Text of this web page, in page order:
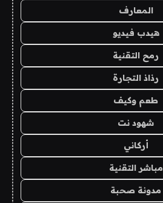
المعارف
هيدب فيديو
رمح التقنية
رذاذ التجارة
طعم وكيف
شهود نت
أركاني
مباشر التقنية
مدونة صحبة